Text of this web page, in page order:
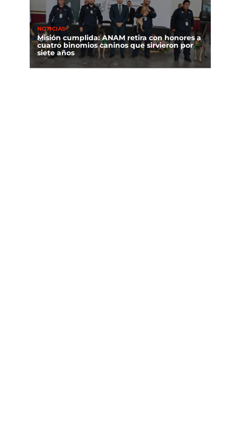
NOTICIAS
Misión cumplida: ANAM retira con honores a
cuatro binomios caninos que sirvieron por
siete años